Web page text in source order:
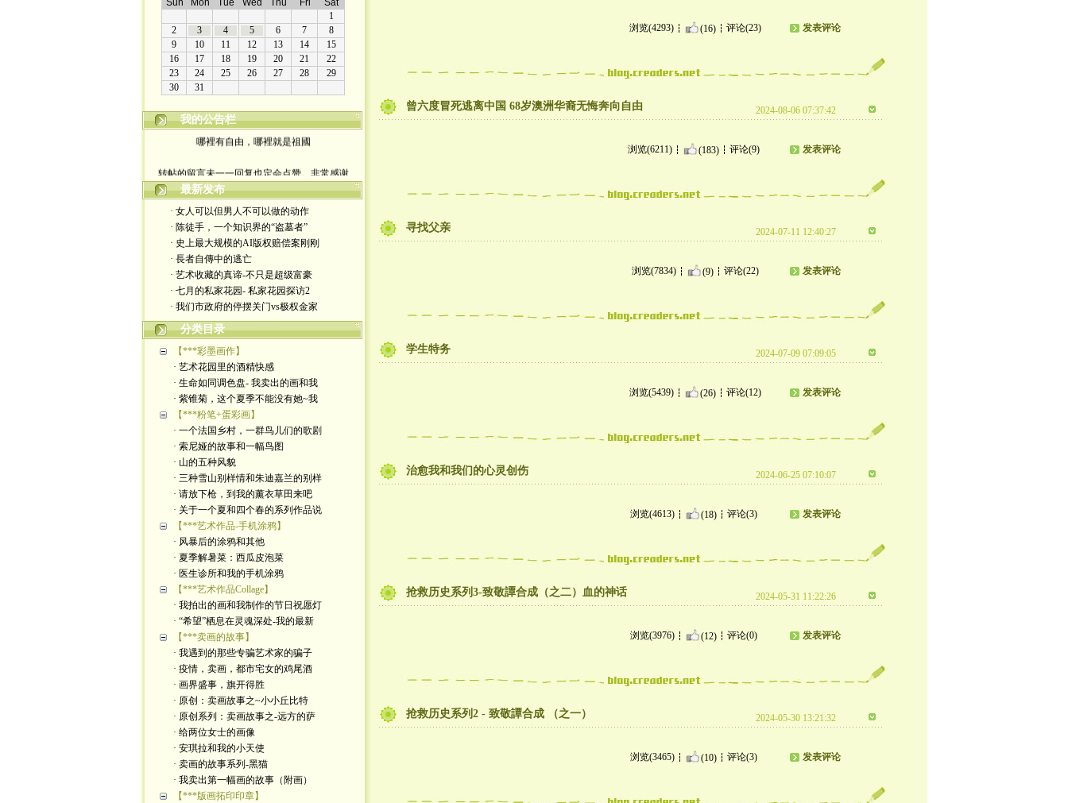
我的公告栏
哪裡有自由，哪裡就是祖國
yimengling53@yahoo.com
有意收藏者请私信我，感谢一贯支持
政治转载不一定代表本人意见
艺术博客：https://yimengl.blog
目录中标注星号的为本人艺术原创
最新发布
· 女人可以但男人不可以做的动作
· 陈徒手，一个知识界的“盗墓者”
· 史上最大规模的AI版权赔偿案刚刚
· 長者自傳中的逃亡
· 艺术收藏的真谛-不只是超级富豪
· 七月的私家花园- 私家花园探访2
· 我们市政府的停摆关门vs极权金家
分类目录
【***彩墨画作】
· 艺术花园里的酒精快感
· 生命如同调色盘- 我卖出的画和我
· 紫锥菊，这个夏季不能没有她~我
【***粉笔+蛋彩画】
· 一个法国乡村，一群鸟儿们的歌剧
· 索尼娅的故事和一幅鸟图
· 山的五种风貌
· 三种雪山别样情和朱迪嘉兰的别样
· 请放下枪，到我的薰衣草田来吧
· 关于一个夏和四个春的系列作品说
【***艺术作品-手机涂鸦】
· 风暴后的涂鸦和其他
· 夏季解暑菜：西瓜皮泡菜
· 医生诊所和我的手机涂鸦
【***艺术作品Collage】
· 我拍出的画和我制作的节日祝愿灯
· “希望”栖息在灵魂深处-我的最新
【***卖画的故事】
· 我遇到的那些专骗艺术家的骗子
· 疫情，卖画，都市宅女的鸡尾酒
· 画界盛事，旗开得胜
· 原创：卖画故事之~小小丘比特
· 原创系列：卖画故事之-远方的萨
· 给两位女士的画像
· 安琪拉和我的小天使
· 卖画的故事系列-黑猫
· 我卖出第一幅画的故事（附画）
【***版画拓印印章】
浏览(4293) (16) 评论(23) 发表评论
曾六度冒死逃离中国 68岁澳洲华裔无悔奔向自由 2024-08-06 07:37:42
浏览(6211) (183) 评论(9) 发表评论
寻找父亲 2024-07-11 12:40:27
浏览(7834) (9) 评论(22) 发表评论
学生特务 2024-07-09 07:09:05
浏览(5439) (26) 评论(12) 发表评论
治愈我和我们的心灵创伤 2024-06-25 07:10:07
浏览(4613) (18) 评论(3) 发表评论
抢救历史系列3-致敬譚合成（之二）血的神话 2024-05-31 11:22:26
浏览(3976) (12) 评论(0) 发表评论
抢救历史系列2 - 致敬譚合成 （之一） 2024-05-30 13:21:32
浏览(3465) (10) 评论(3) 发表评论